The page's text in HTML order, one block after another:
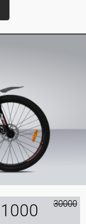
30000